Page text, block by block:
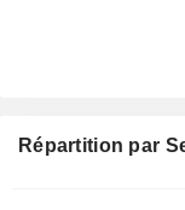
Répartition par